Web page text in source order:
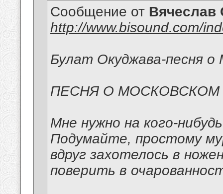
Сообщение от Вячеслав
http://www.bisound.com/
Булат Окуджава-песня о
ПЕСНЯ О МОСКОВСКОМ
Мне нужно на кого-
Подумайте, простому
вдруг захотелось в
поверить в